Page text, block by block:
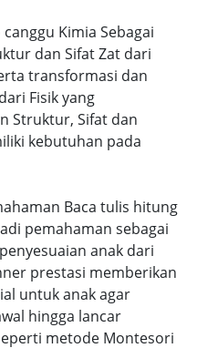
Kimia Sebagai
dan Sifat Zat dari
transformasi dan
Fisik yang
Struktur, Sifat dan
kebutuhan pada
Baca tulis hitung
pemahaman sebagai
anak dari
prestasi memberikan
untuk anak agar
hingga lancar
metode Montesori